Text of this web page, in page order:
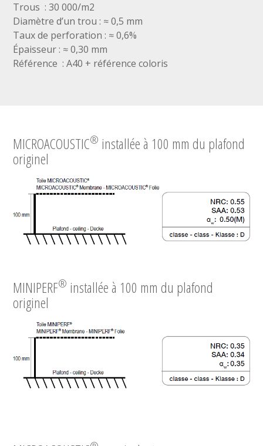
Trous : 30 000/m2
Diamètre d’un trou : ≈ 0,5 mm
Taux de perforation : ≈ 0,6%
Épaisseur : ≈ 0,30 mm
Référence : A40 + référence coloris
MICROACOUSTIC® installée à 100 mm du plafond
originel
MINIPERF® installée à 100 mm du plafond
originel